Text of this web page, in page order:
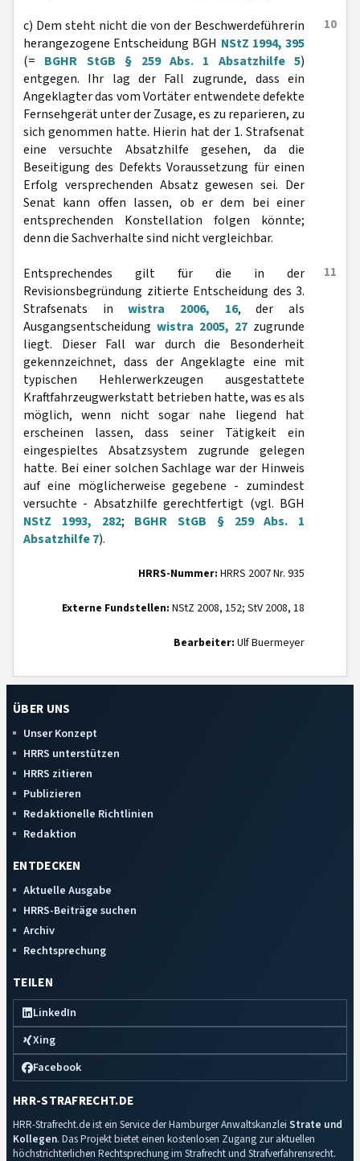
10
c) Dem steht nicht die von der Beschwerdeführerin
herangezogene Entscheidung BGH NStZ 1994, 395
(= BGHR StGB § 259 Abs. 1 Absatzhilfe 5)
entgegen. Ihr lag der Fall zugrunde, dass ein
Angeklagter das vom Vortäter entwendete defekte
Fernsehgerät unter der Zusage, es zu reparieren, zu
sich genommen hatte. Hierin hat der 1. Strafsenat
eine versuchte Absatzhilfe gesehen, da die
Beseitigung des Defekts Voraussetzung für einen
Erfolg versprechenden Absatz gewesen sei. Der
Senat kann offen lassen, ob er dem bei einer
entsprechenden Konstellation folgen könnte;
denn die Sachverhalte sind nicht vergleichbar.
11
Entsprechendes gilt für die in der
Revisionsbegründung zitierte Entscheidung des 3.
Strafsenats inwistra 2006, 16, der als
Ausgangsentscheidung wistra 2005, 27 zugrunde
liegt. Dieser Fall war durch die Besonderheit
gekennzeichnet, dass der Angeklagte eine mit
typischen Hehlerwerkzeugen ausgestattete
Kraftfahrzeugwerkstatt betrieben hatte, was es als
möglich, wenn nicht sogar nahe liegend hat
erscheinen lassen, dass seiner Tätigkeit ein
eingespieltes Absatzsystem zugrunde gelegen
hatte. Bei einer solchen Sachlage war der Hinweis
auf eine möglicherweise gegebene - zumindest
versuchte - Absatzhilfe gerechtfertigt (vgl. BGH
NStZ 1993, 282; BGHR StGB § 259 Abs. 1
Absatzhilfe 7).
HRRS-Nummer: HRRS 2007 Nr. 935
Externe Fundstellen: NStZ 2008, 152; StV 2008, 18
Bearbeiter: Ulf Buermeyer
ÜBER UNS
Unser Konzept
HRRS unterstützen
HRRS zitieren
Publizieren
Redaktionelle Richtlinien
Redaktion
ENTDECKEN
Aktuelle Ausgabe
HRRS-Beiträge suchen
Archiv
Rechtsprechung
TEILEN
LinkedIn
Xing
Facebook
HRR-STRAFRECHT.DE
HRR-Strafrecht.de ist ein Service der Hamburger Anwaltskanzlei Strate und
Kollegen. Das Projekt bietet einen kostenlosen Zugang zur aktuellen
höchstrichterlichen Rechtsprechung im Strafrecht und Strafverfahrensrecht.